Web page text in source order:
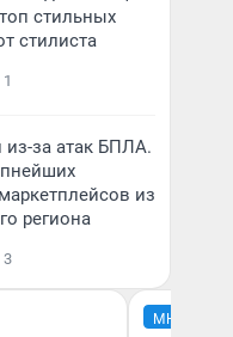
стильных
стилиста
1
из-за атак БПЛА.
из
региона
3
МНЕНИЕ